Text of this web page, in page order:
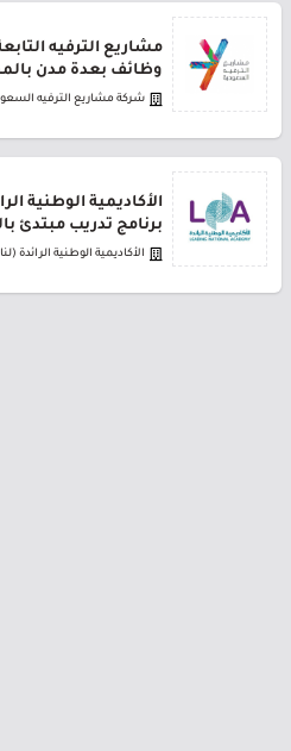
مشاريع الترفيه
وظائف بعدة مدن
شركة مشاريع الترفيه
الأكاديمية الوطنية
برنامج تدريب مبتدئ
الأكاديمية الوطنية الرائدة